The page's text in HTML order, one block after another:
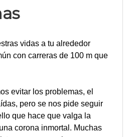
vidas a tu alrededor
con carreras de 100 m que
evitar los problemas, el
pero se nos pide seguir
que hace que valga la
corona inmortal. Muchas